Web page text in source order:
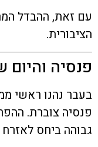
עם זאת, ההבדל
הציבורית.
פנסיה
בעבר נהנו ראשי
פנסיה צוברת.
גבוהה ביחס